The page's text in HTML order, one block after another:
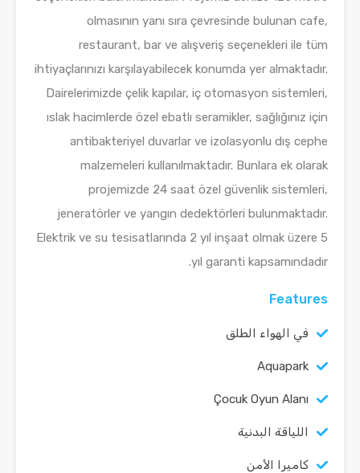
olmasının yanı sıra çevresinde bulunan cafe,
restaurant, bar ve alışveriş seçenekleri ile tüm
ihtiyaçlarınızı karşılayabilecek konumda yer almaktadır.
Dairelerimizde çelik kapılar, iç otomasyon sistemleri,
ıslak hacimlerde özel ebatlı seramikler, sağlığınız için
antibakteriyel duvarlar ve izolasyonlu dış cephe
malzemeleri kullanılmaktadır. Bunlara ek olarak
projemizde 24 saat özel güvenlik sistemleri,
jeneratörler ve yangın dedektörleri bulunmaktadır.
Elektrik ve su tesisatlarında 2 yıl inşaat olmak üzere 5
yıl garanti kapsamındadır.
Features
في الهواء الطلق
Aquapark
Çocuk Oyun Alanı
اللياقة البدنية
كاميرا الأمن